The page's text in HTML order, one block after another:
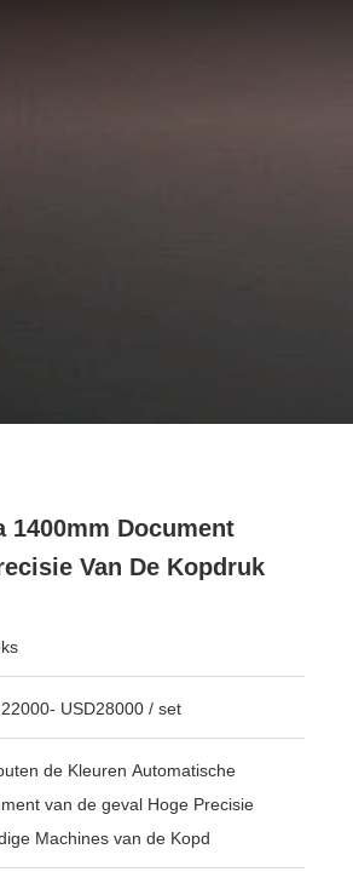
1400mm Document
Van De Kopdruk
USD28000 / set
de Kleuren Automatische
van de geval Hoge Precisie
Machines van de Kopd